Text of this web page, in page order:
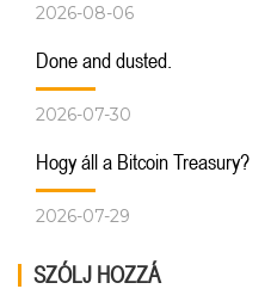
2026-08-06
Done and dusted.
2026-07-30
Hogy áll a Bitcoin Treasury?
2026-07-29
SZÓLJ HOZZÁ